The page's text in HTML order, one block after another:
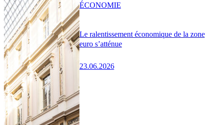
Le ralentissement économique de la zone
euro s’atténue
23.06.2026
ÉCONOMIE